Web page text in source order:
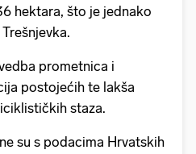
hektara, što je jednako
prometnica i
postojećih te lakša
staza.
su s podacima Hrvatskih